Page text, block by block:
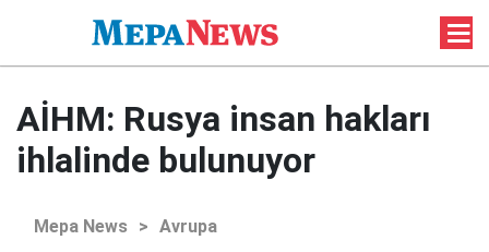
AİHM: Rusya insan hakları
ihlalinde bulunuyor
Mepa News > Avrupa